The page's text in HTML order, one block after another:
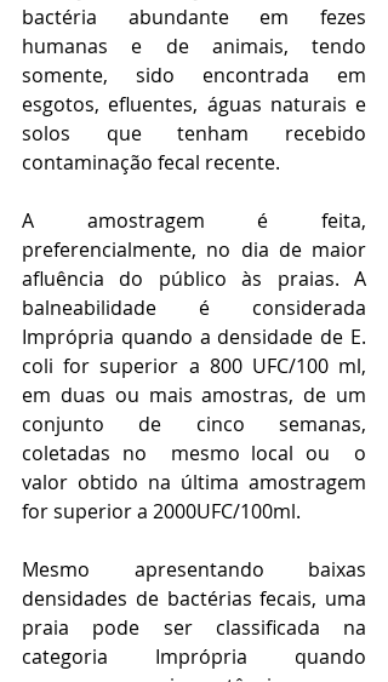
bactéria abundante em fezes
humanas e de animais, tendo
somente, sido encontrada em
esgotos, efluentes, águas naturais e
solos que tenham recebido
contaminação fecal recente.
A amostragem é feita,
preferencialmente, no dia de maior
afluência do público às praias. A
balneabilidade é considerada
Imprópria quando a densidade de E.
coli for superior a 800 UFC/100 ml,
em duas ou mais amostras, de um
conjunto de cinco semanas,
coletadas no  mesmo local ou  o
valor obtido na última amostragem
for superior a 2000UFC/100ml.
Mesmo apresentando baixas
densidades de bactérias fecais, uma
praia pode ser classificada na
categoria Imprópria quando